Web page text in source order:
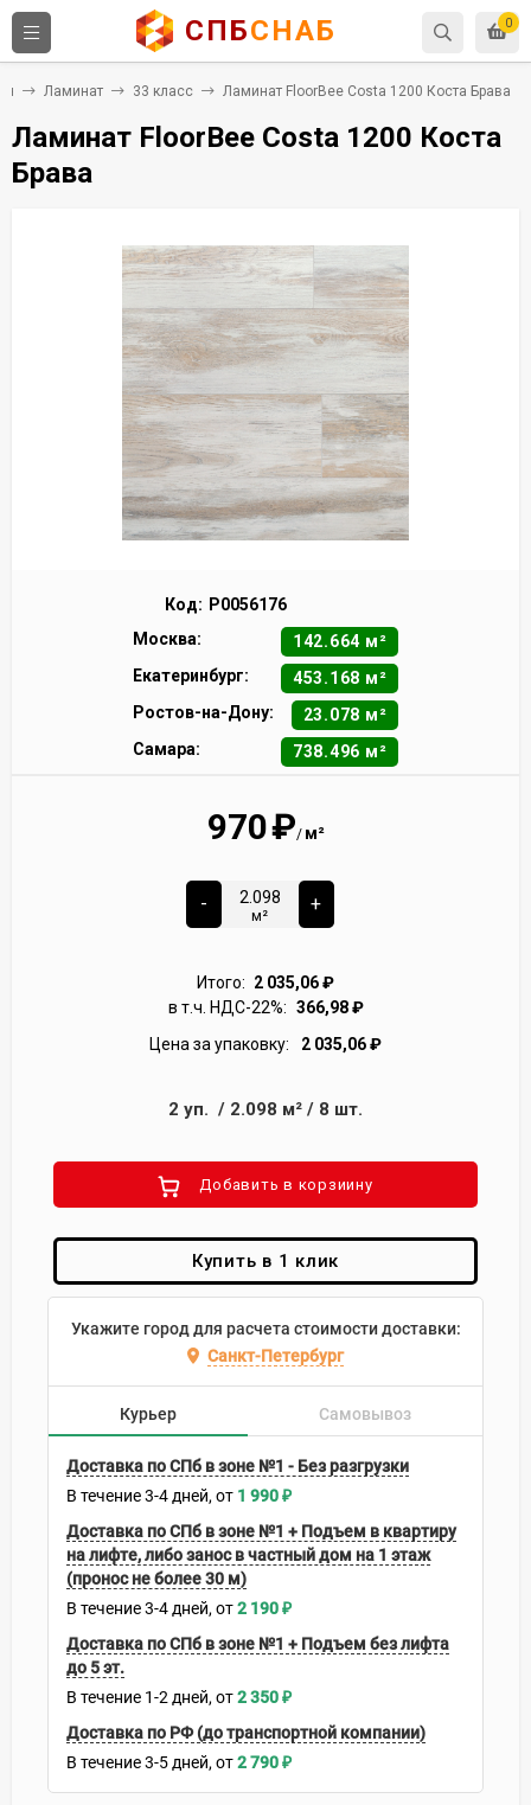
0
СПБСНАБ
Ламинат 33 класс Ламинат FloorBee Costa 1200 Коста Брава
Ламинат FloorBee Costa 1200 Коста
Брава
Код: Р0056176
Москва:
142.664 м²
Екатеринбург:
453.168 м²
Ростов-на-Дону:
23.078 м²
Самара:
738.496 м²
970₽/ м²
-
м²
+
Итого: 2 035,06₽
в т.ч. НДС-22%: 366,98₽
Цена за упаковку:
2 035,06₽
2 уп. / 2.098 м² / 8 шт.
Добавить в корзиину
Купить в 1 клик
Укажите город для расчета стоимости доставки:
Санкт-Петербург
Курьер Самовывоз
Доставка по СПб в зоне №1 - Без разгрузки
В течение3-4 дней 1 990₽
Доставка по СПб в зоне №1 + Подъем в квартиру
на лифте, либо занос в частный дом на 1 этаж
(пронос не более 30 м)
В течение3-4 дней 2 190₽
Доставка по СПб в зоне №1 + Подъем без лифта
до 5 эт.
В течение 1-2 дней 2 350₽
Доставка по РФ (до транспортной компании)
В течение3-5 дней 2 790₽